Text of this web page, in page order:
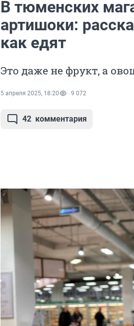
В тюменских
артишоки:
как едят
Это даже не фрукт, а
5 апреля 2025, 18:20 9 072
42 комментария